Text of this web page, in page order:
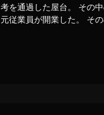
考を通過した屋台。 その中
元従業員が開業した。 そ